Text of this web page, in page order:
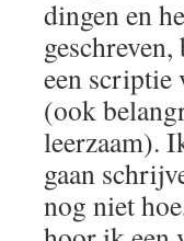
dingen en
een
(ook
leerzaam).
gaan
nog niet